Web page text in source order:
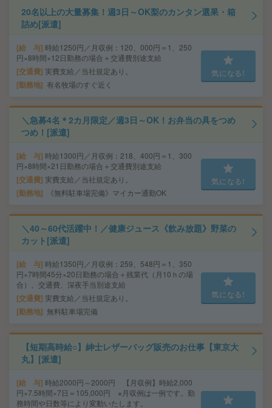
20名以上の大量募集！週3日～OK梨のカンタン選果・箱
詰め[派遣]
給 与 時給1250円／月収例：120、000円＝1、250
円×8時間×12日勤務の場合＋交通費別途支給
交通費 実費支給／当社規定あり。
勤務地 有名牧場のすぐ近く
気になる!
＼急募4名＊2カ月限定／週3日～OK！お弁当の具をつめ
つめ！[派遣]
給 与 時給1300円／月収例：218、400円＝1、300
円×8時間×21日勤務の場合＋交通費別途支給
交通費 実費支給／当社規定あり。
勤務地 《無料駐車場完備》マイカー通勤OK
気になる!
＼40～60代活躍中！／健康ジュース《飲み放題》野菜の
カット[派遣]
給 与 時給1350円／月収例：259、548円＝1、350
円×7時間45分×20日勤務の場合＋残業代（月10ｈの場
合）、交通費、深夜手当別途支給
交通費 実費支給／当社規定あり。
勤務地 無料駐車場完備
気になる!
【短期高時給○】紳士レザーバッグ販売のお仕事【東京大
丸】[派遣]
給 与 時給2000円～2000円 【月収例】時給2,000
円×7.5時間×7日＝105,000円 ※月収例は一例です。勤
務時間や日数等により変動いたします。